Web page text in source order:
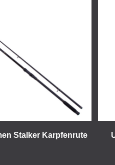
Stalker Karpfenrute